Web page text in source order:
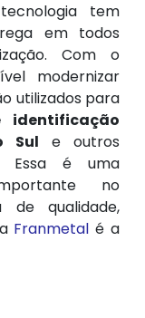
tem
em todos
Com o
modernizar
utilizados para
identificação
Sul e outros
Essa é uma
no
qualidade,
Franmetal é a